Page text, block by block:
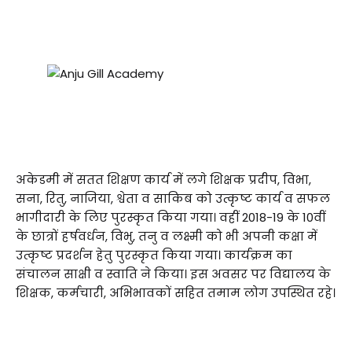
अकेडमी में सतत शिक्षण कार्य में लगे शिक्षक प्रदीप, विभा,
सना, रितु, नाजिया, श्वेता व साकिब को उत्कृष्ट कार्य व सफल
भागीदारी के लिए पुरस्कृत किया गया। वहीं 2018-19 के 10वीं
के छात्रों हर्षवर्धन, विभु, तनु व लक्ष्मी को भी अपनी कक्षा में
उत्कृष्ट प्रदर्शन हेतु पुरस्कृत किया गया। कार्यक्रम का
संचालन साक्षी व स्वाति ने किया। इस अवसर पर विद्यालय के
शिक्षक, कर्मचारी, अभिभावकों सहित तमाम लोग उपस्थित रहे।